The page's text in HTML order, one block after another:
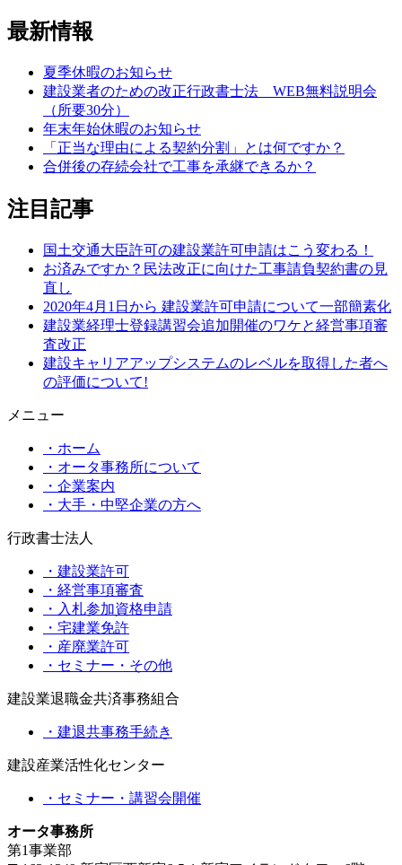
最新情報
夏季休暇のお知らせ
建設業者のための改正行政書士法 WEB無料説明会
（所要30分）
年末年始休暇のお知らせ
「正当な理由による契約分割」とは何ですか？
合併後の存続会社で工事を承継できるか？
注目記事
国土交通大臣許可の建設業許可申請はこう変わる！
お済みですか？民法改正に向けた工事請負契約書の見
直し
2020年4月1日から 建設業許可申請について一部簡素化
建設業経理士登録講習会追加開催のワケと経営事項審
査改正
建設キャリアアップシステムのレベルを取得した者へ
の評価について!
メニュー
・ホーム
・オータ事務所について
・企業案内
・大手・中堅企業の方へ
行政書士法人
・建設業許可
・経営事項審査
・入札参加資格申請
・宅建業免許
・産廃業許可
・セミナー・その他
建設業退職金共済事務組合
・建退共事務手続き
建設産業活性化センター
・セミナー・講習会開催
オータ事務所
第1事業部